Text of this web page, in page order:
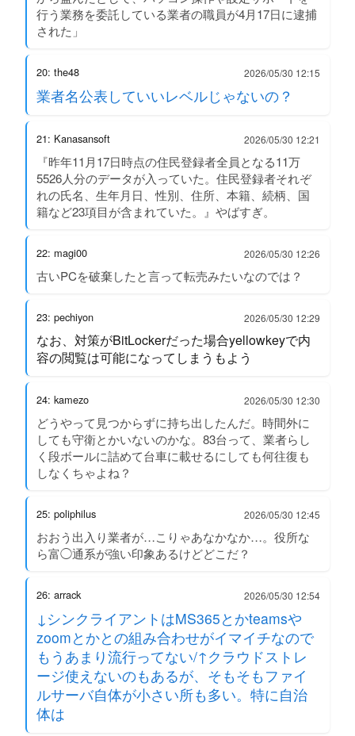
行う業務を委託している業者の職員が4月17日に逮捕
された」
20: the48 2026/05/30 12:15
業者名公表していいレベルじゃないの？
21: Kanasansoft 2026/05/30 12:21
『昨年11月17日時点の住民登録者全員となる11万
5526人分のデータが入っていた。住民登録者それぞ
れの氏名、生年月日、性別、住所、本籍、続柄、国
籍など23項目が含まれていた。』やばすぎ。
22: magi00 2026/05/30 12:26
古いPCを破棄したと言って転売みたいなのでは？
23: pechiyon 2026/05/30 12:29
なお、対策がBitLockerだった場合yellowkeyで内
容の閲覧は可能になってしまうもよう
24: kamezo 2026/05/30 12:30
どうやって見つからずに持ち出したんだ。時間外に
しても守衛とかいないのかな。83台って、業者らし
く段ボールに詰めて台車に載せるにしても何往復も
しなくちゃよね？
25: poliphilus 2026/05/30 12:45
おおう出入り業者が…こりゃあなかなか…。役所な
ら富◯通系が強い印象あるけどどこだ？
26: arrack 2026/05/30 12:54
↓シンクライアントはMS365とかteamsや
zoomとかとの組み合わせがイマイチなので
もうあまり流行ってない/↑クラウドストレ
ージ使えないのもあるが、そもそもファイ
ルサーバ自体が小さい所も多い。特に自治
体は